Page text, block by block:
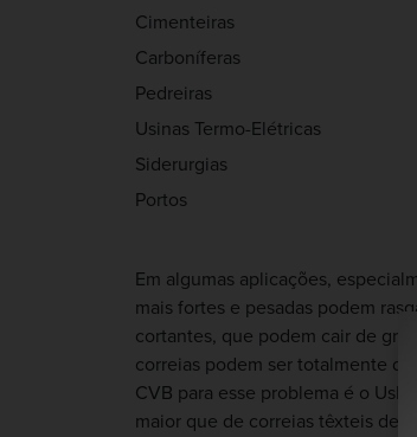
Cimenteiras
Carboníferas
Pedreiras
Usinas Termo-Elétricas
Siderurgias
Portos
Em algumas aplicações,
mais fortes e pesadas podem
cortantes, que podem cair de
correias podem ser totalmente
CVB para esse problema é o
maior que de correias têxteis de